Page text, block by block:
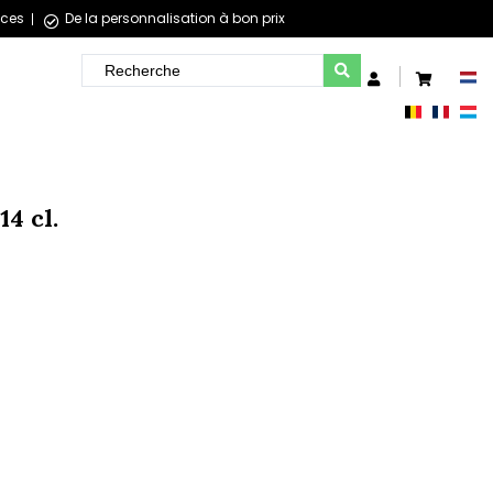
De la personnalisation à bon prix
cl.